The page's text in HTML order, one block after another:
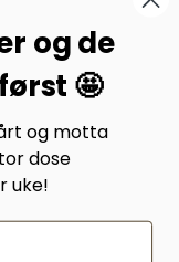
på Facebook og
samt 31.000
bilder og
og de
🤩
og motta
dose
uke!